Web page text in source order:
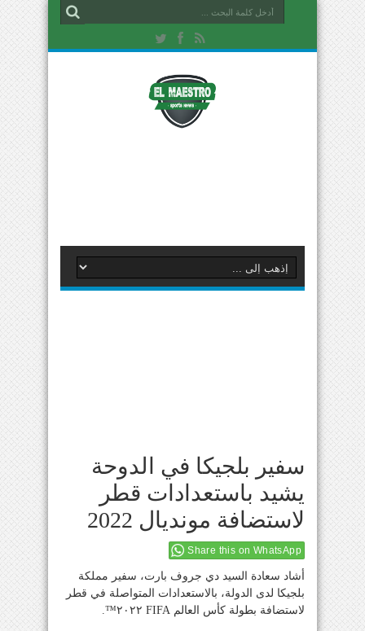
سفير بلجيكا في الدوحة
يشيد باستعدادات قطر
لاستضافة مونديال 2022
Share this on WhatsApp
أشاد سعادة السيد دي جروف بارت، سفير مملكة
بلجيكا لدى الدولة، بالاستعدادات المتواصلة في قطر
لاستضافة بطولة كأس العالم FIFA ٢٠٢٢™.